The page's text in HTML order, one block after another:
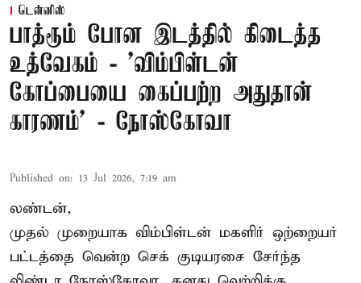
டென்னிஸ்
பாத்ரூம் போன இடத்தில் கிடைத்த
உத்வேகம் - ’விம்பிள்டன்
கோப்பையை கைப்பற்ற அதுதான்
காரணம்’ - நோஸ்கோவா
Published on: 13 Jul 2026, 7:19 am
லண்டன்,
முதல் முறையாக விம்பிள்டன் மகளிர் ஒற்றையர்
பட்டத்தை வென்ற செக் குடியரசை சேர்ந்த